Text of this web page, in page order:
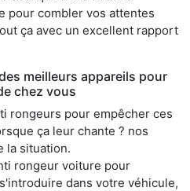
pour combler vos attentes
ça avec un excellent rapport
meilleurs appareils pour
chez vous
rongeurs pour empêcher ces
ça leur chante ? nos
la situation.
rongeur voiture pour
dans votre véhicule,